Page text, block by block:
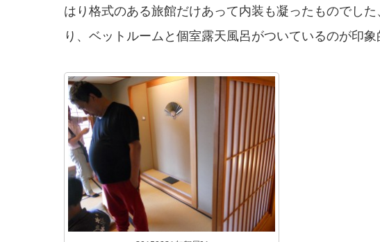
はり格式のある旅館だけあって内装も凝ったものでし
り、ベットルームと個室露天風呂がついているのが印象